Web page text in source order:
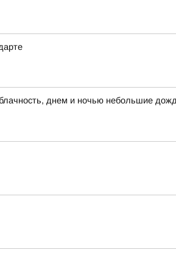
днем и ночью небольшие